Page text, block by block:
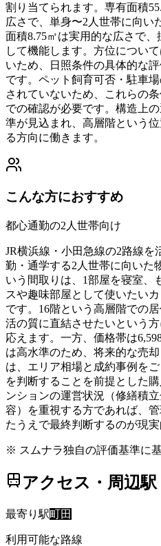
割り当てられます。専有面積
広さで、単身〜2人世帯に向い
面積8.75㎡は実用的な広さで
して機能します。方位につい
いため、日照条件の具体的な
です。ペット飼育可否・駐車
されていないため、これらの
での確認が必要です。構造上
準が見込まれ、高層階という
る方向に働きます。
こんな方におすすめ
都心通勤の2人世帯向け
JR横浜線・小田急線の2路線を
勤・通学する2人世帯に向いた
いう間取りは、1部屋を寝室、
スや趣味部屋として使いたい
です。16階という高層階での
活の質に直結させたいという
応えます。一方、価格帯は
は高水準のため、将来的な売
は、エリア相場と成約事例を
を判断することを前提とした
ンションの運営状況（修繕積
容）を重視する方であれば、
たうえで最終判断するのが現実
※ スムナラ独自の評価基準に
アクセス・周辺駅
最寄り駅町田
利用可能な路線